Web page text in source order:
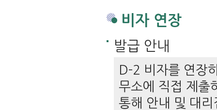
비자 연장
발급 안내
D-2 비자를 연장
무소에 직접 제출
통해 안내 및 대